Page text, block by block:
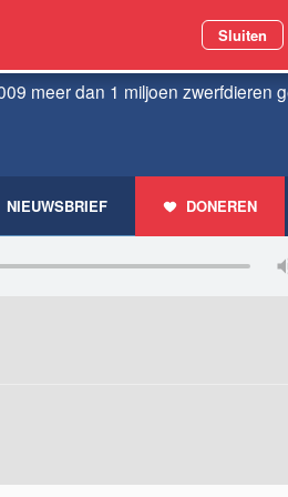
meer dan 1 miljoen zwerfdieren
DONEREN
NIEUWSBRIEF
Sluiten